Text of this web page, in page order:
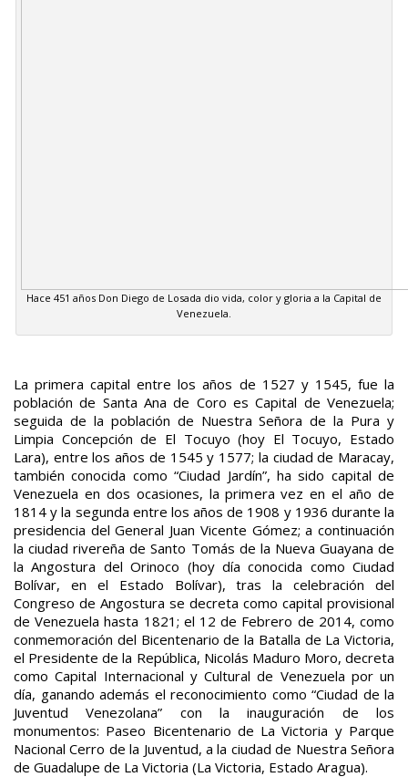
Hace 451 años Don Diego de Losada dio vida, color y gloria a la Capital de
Venezuela.
La primera capital entre los años de 1527 y 1545, fue la
población de Santa Ana de Coro es Capital de Venezuela;
seguida de la población de Nuestra Señora de la Pura y
Limpia Concepción de El Tocuyo (hoy El Tocuyo, Estado
Lara), entre los años de 1545 y 1577; la ciudad de Maracay,
también conocida como “Ciudad Jardín”, ha sido capital de
Venezuela en dos ocasiones, la primera vez en el año de
1814 y la segunda entre los años de 1908 y 1936 durante la
presidencia del General Juan Vicente Gómez; a continuación
la ciudad rivereña de Santo Tomás de la Nueva Guayana de
la Angostura del Orinoco (hoy día conocida como Ciudad
Bolívar, en el Estado Bolívar), tras la celebración del
Congreso de Angostura se decreta como capital provisional
de Venezuela hasta 1821; el 12 de Febrero de 2014, como
conmemoración del Bicentenario de la Batalla de La Victoria,
el Presidente de la República, Nicolás Maduro Moro, decreta
como Capital Internacional y Cultural de Venezuela por un
día, ganando además el reconocimiento como “Ciudad de la
Juventud Venezolana” con la inauguración de los
monumentos: Paseo Bicentenario de La Victoria y Parque
Nacional Cerro de la Juventud, a la ciudad de Nuestra Señora
de Guadalupe de La Victoria (La Victoria, Estado Aragua).